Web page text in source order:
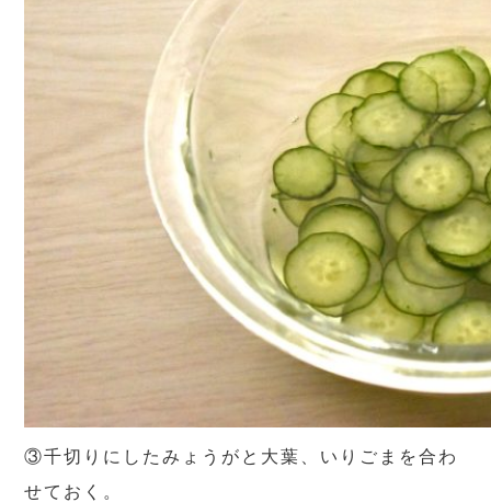
③千切りにしたみょうがと大葉、いりごまを合わ
せておく。